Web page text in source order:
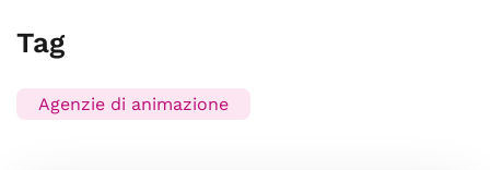
Tag
Agenzie di animazione